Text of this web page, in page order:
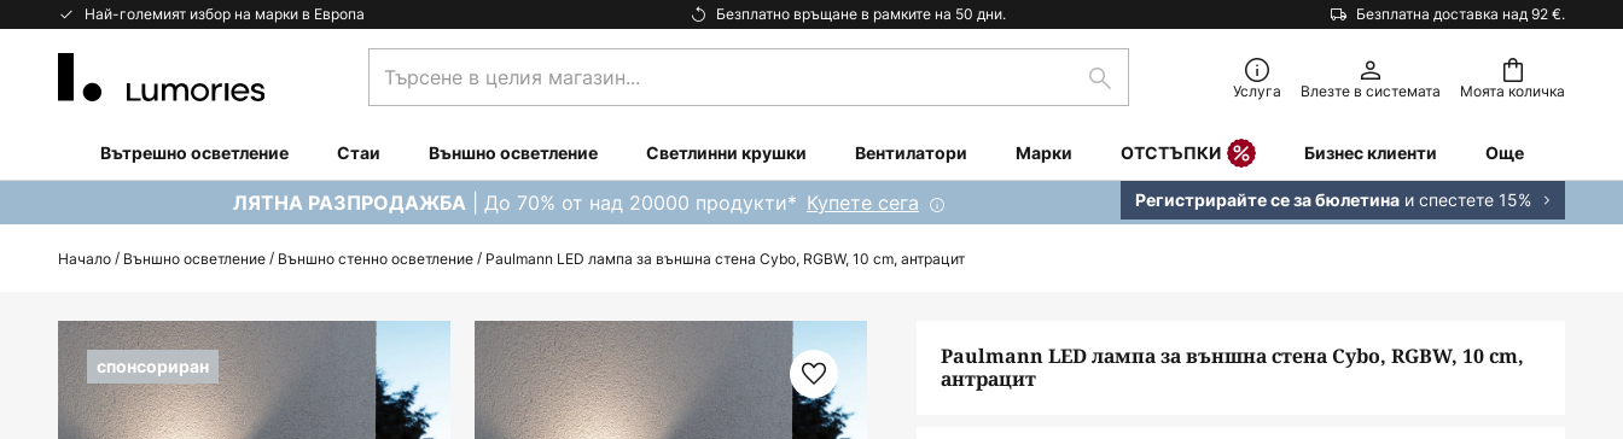
Най-големият избор на марки в Европа Безплатно връщане в рамките на 50 дни. Безплатна доставка над 92 €.
Прескачане
Моята количка
магазин...
Търсене Услуга Влезте в системата
Вътрешно осветление Стаи Външно осветление Светлинни крушки Вентилатори Марки ОТСТЪПКИ Бизнес клиенти Още
ЛЯТНА РАЗПРОДАЖБА | До 70% от над 20000 продукти* Купете сега Регистрирайте се за бюлетина и спестете 15%
Начало Външно осветление Външно стенно осветление Paulmann LED лампа за външна стена Cybo, RGBW, 10 cm, антрацит
спонсориран
Преминете
към
края
на
Paulmann LED лампа за външна стена Cybo, RGBW, 10 cm,
антрацит